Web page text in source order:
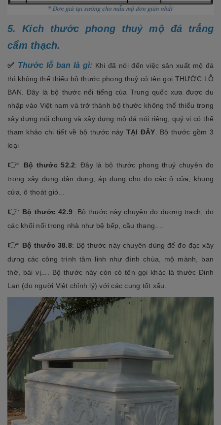
5. Kích thước phong thuỷ mộ đá trắng
cẩm thạch.
✅ Thước lỗ ban là gì: Khi đã nói đến việc sản xuất mộ đá
thì không thể thiếu bộ thước phong thuỷ có tên gọi THƯỚC LỖ
BAN. Đây là bộ thước nổi tiếng của Trung quốc xưa được du
nhập vào Việt nam và trở thành bộ thước không thể thiếu trong
xây dựng nói chung và xây dựng mộ đá nói riêng, quý vị có thể
tham khảo chi tiết về bộ thước này TẠI ĐÂY . Bộ thước gồm 3
loại
👉 Bộ thước 52.2: Đây là bộ thước phong thuỷ chuyên đo
trong xây dựng dân dụng, áp dụng cho đo các ô cửa, khung
cửa, ô thoát gió...
👉 Bộ thước 42.9: Bộ thước này chuyên đo dương trạch, đo
các khối nổi trong nhà như bệ bếp, cầu thang....
👉 Bộ thước 38.8: Bộ thước này chuyên dùng để đo đạc xây
dựng các công trình tâm linh như đình chùa, mộ mành, ban
thờ, bài vị.... Bộ thước này còn có tên gọi khác là thước Đinh
Lan (do người Việt chỉnh lý) với các cung tốt xấu.